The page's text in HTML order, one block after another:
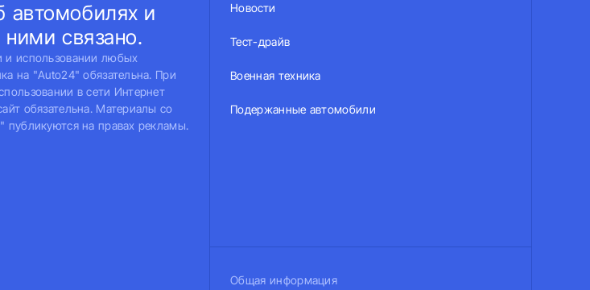
автомобилях и
ними связано.
и использовании любых
на "Auto24" обязательна. При
в сети Интернет
обязательна. Материалы со
публикуются на правах рекламы.
Новости
Тест-драйв
Военная техника
Подержанные автомобили
Общая информация